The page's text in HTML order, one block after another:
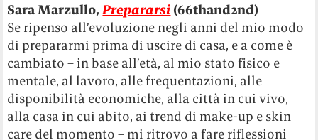
Sara Marzullo,Prepararsi (66thand2nd)
Se ripenso all’evoluzione negli anni del mio modo
di prepararmi prima di uscire di casa, e a come è
cambiato – in base all’età, al mio stato fisico e
mentale, al lavoro, alle frequentazioni, alle
disponibilità economiche, alla città in cui vivo,
alla casa in cui abito, ai trend di make-up e skin
care del momento – mi ritrovo a fare riflessioni